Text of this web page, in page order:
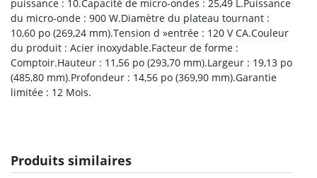
puissance : 10.Capacité de micro-ondes : 25,49 L.Puissance
du micro-onde : 900 W.Diamètre du plateau tournant :
10,60 po (269,24 mm).Tension d »entrée : 120 V CA.Couleur
du produit : Acier inoxydable.Facteur de forme :
Comptoir.Hauteur : 11,56 po (293,70 mm).Largeur : 19,13 po
(485,80 mm).Profondeur : 14,56 po (369,90 mm).Garantie
limitée : 12 Mois.
Produits similaires